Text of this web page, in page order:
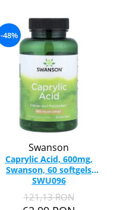
-48%
Swanson
Caprylic Acid, 600mg,
Swanson, 60 softgels
SWU096
121,13 RON